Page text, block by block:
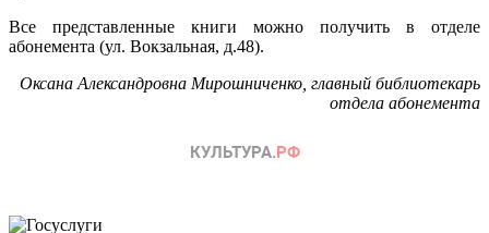
Все представленные книги можно получить в отделе
абонемента (ул. Вокзальная, д.48).
Оксана Александровна Мирошниченко, главный библиотекарь
отдела абонемента